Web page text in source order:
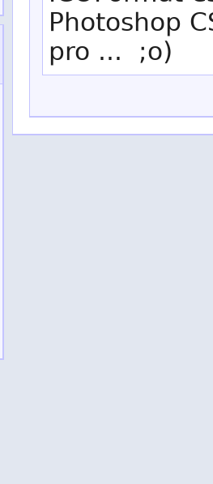
Photoshop
pro ... ;o)